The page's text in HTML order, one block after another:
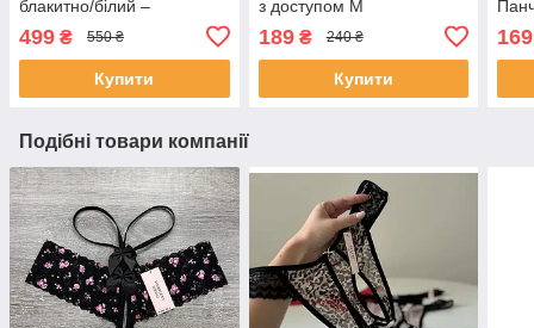
блакитно/білий –
499 ₴ 550 ₴
Купити
з доступом M
189₴ 240 ₴
Купити
169
Подібні товари компанії